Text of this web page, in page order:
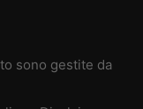
sono gestite da